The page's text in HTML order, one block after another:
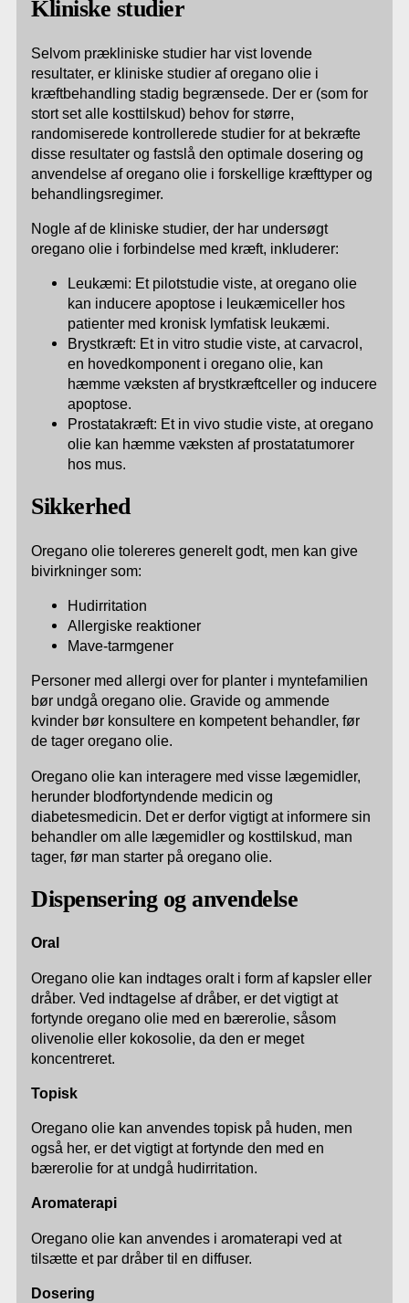
Kliniske studier
Selvom prækliniske studier har vist lovende
resultater, er kliniske studier af oregano olie i
kræftbehandling stadig begrænsede. Der er (som for
stort set alle kosttilskud) behov for større,
randomiserede kontrollerede studier for at bekræfte
disse resultater og fastslå den optimale dosering og
anvendelse af oregano olie i forskellige kræfttyper og
behandlingsregimer.
Nogle af de kliniske studier, der har undersøgt
oregano olie i forbindelse med kræft, inkluderer:
Leukæmi: Et pilotstudie viste, at oregano olie
kan inducere apoptose i leukæmiceller hos
patienter med kronisk lymfatisk leukæmi.
Brystkræft: Et in vitro studie viste, at carvacrol,
en hovedkomponent i oregano olie, kan
hæmme væksten af brystkræftceller og inducere
apoptose.
Prostatakræft: Et in vivo studie viste, at oregano
olie kan hæmme væksten af prostatatumorer
hos mus.
Sikkerhed
Oregano olie tolereres generelt godt, men kan give
bivirkninger som:
Hudirritation
Allergiske reaktioner
Mave-tarmgener
Personer med allergi over for planter i myntefamilien
bør undgå oregano olie. Gravide og ammende
kvinder bør konsultere en kompetent behandler, før
de tager oregano olie.
Oregano olie kan interagere med visse lægemidler,
herunder blodfortyndende medicin og
diabetesmedicin. Det er derfor vigtigt at informere sin
behandler om alle lægemidler og kosttilskud, man
tager, før man starter på oregano olie.
Dispensering og anvendelse
Oral
Oregano olie kan indtages oralt i form af kapsler eller
dråber. Ved indtagelse af dråber, er det vigtigt at
fortynde oregano olie med en bærerolie, såsom
olivenolie eller kokosolie, da den er meget
koncentreret.
Topisk
Oregano olie kan anvendes topisk på huden, men
også her, er det vigtigt at fortynde den med en
bærerolie for at undgå hudirritation.
Aromaterapi
Oregano olie kan anvendes i aromaterapi ved at
tilsætte et par dråber til en diffuser.
Dosering